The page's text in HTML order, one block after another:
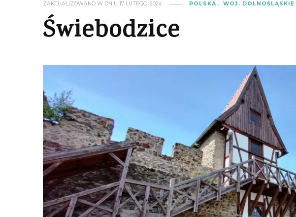
ZAKTUALIZOWANO W DNIU 17 LUTEGO, 2024 POLSKA WOJ. DOLNOŚLĄSKIE
Świebodzice